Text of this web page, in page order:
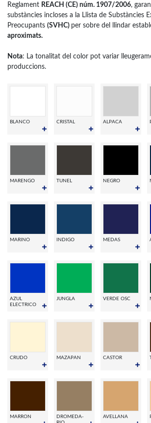
Reglament REACH (CE) núm. 1907/2006,
substàncies incloses a la Llista de Substàncies
Preocupants (SVHC) per sobre del llindar
aproximats.
Nota: La tonalitat del color pot variar
produccions.
BLANCO CRISTAL ALPACA
MARENGO TUNEL NEGRO
MARINO INDIGO MEDAS
AZUL
ELECTRICO
JUNGLA VERDE OSC
CRUDO MAZAPAN CASTOR
MARRON
DROMEDA-
AVELLANA